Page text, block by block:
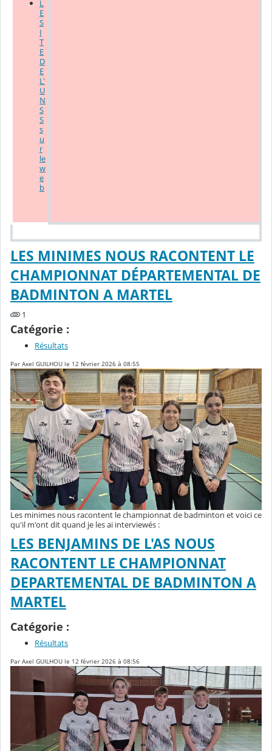
L
E
S
I
T
E
D
E
L'
U
N
S
S
s
u
r
le
w
e
b
LES MINIMES NOUS RACONTENT LE
CHAMPIONNAT DÉPARTEMENTAL DE
BADMINTON A MARTEL
1
Catégorie :
Résultats
Par Axel GUILHOU le 12 février 2026 à 08:55
Les minimes nous racontent le championnat de badminton et voici ce
qu'il m'ont dit quand je les ai interviewés :
LES BENJAMINS DE L'AS NOUS
RACONTENT LE CHAMPIONNAT
DEPARTEMENTAL DE BADMINTON A
MARTEL
Catégorie :
Résultats
Par Axel GUILHOU le 12 février 2026 à 08:56